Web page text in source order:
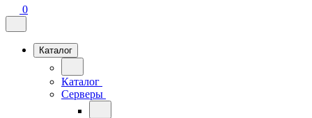
0
Каталог
Каталог
Серверы